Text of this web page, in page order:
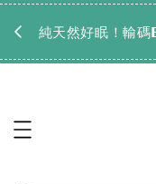
純天然好眠！輸